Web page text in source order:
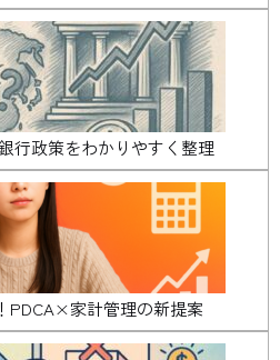
行政策をわかりやすく整理
PDCA×家計管理の新提案